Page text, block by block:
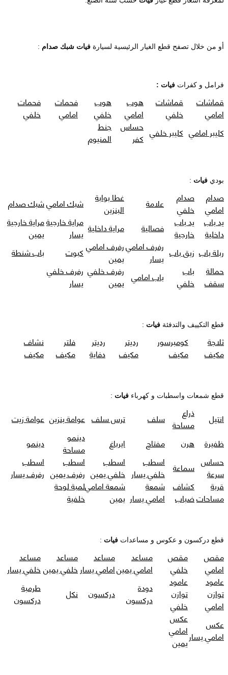
أو من خلال تصفح قطع الغيار الرئيسية لسيارة فيات شبك صدام :
فرامل و كفرات فيات :
قماشات
امامي
قماشات
خلفي
هوب
امامي
هوب
خلفي
فحمات
امامي
فحمات
خلفي
كليبر امامي كليبر خلفي حساس
كفر
جنط
المنيوم
بودي فيات :
صدام
امامي
صدام
خلفي
علامة
غطا بوابة
البنزين
شبك اماميشبك صدام
يد باب
داخلية
يد باب
خارجية
فصالية مراية داخلية مراية خارجية
يسار
مراية خارجية
يمين
ربلة باب زيق باب رفرف امامي
يسار
رفرف امامي
يمين
كبوت
باب شنطة
حمالة
سقف
باب
خلفي
باب امامي رفرف خلفي
يمين
رفرف خلفي
يسار
قطع التكييف والتدفئة فيات :
ثلاجة
مكيف
كومبرسور
مكيف
رديتر
مكيف
رديتر
دفاية
فلتر
مكيف
نشاف
مكيف
قطع شمعات واسطبات و كهرباء فيات :
انتيل
ذراع
مساحة سلف ترس سلف عوامة بنزين عوامة زيت
ظفيرة
هرن مفتاح ايرباغ
دينمو
مساحة
دينمو
حساس
سرعة
سماعة اسطب
خلفي يسار
اسطب
خلفي يمين
اسطب
رفرف يمين
اسطب
رفرف يسار
قربة
مساحات
كشاف
ضباب
شمعة
امامي يسار
شمعة امامي
يمين
لمبة لوحة
خلفية
قطع دركسون و عكوس و مساعدات فيات :
مقص
امامي
مقص
خلفي
مساعد
امامي يمين
مساعد
امامي يسار
مساعد
خلفي يمين
مساعد
خلفي يسار
عامود
توازن
امامي
عامود
توازن
خلفي
دودة
دركسون
دركسون نكل
طرمبة
دركسون
عكس
امامي يسار
عكس
امامي
يمين